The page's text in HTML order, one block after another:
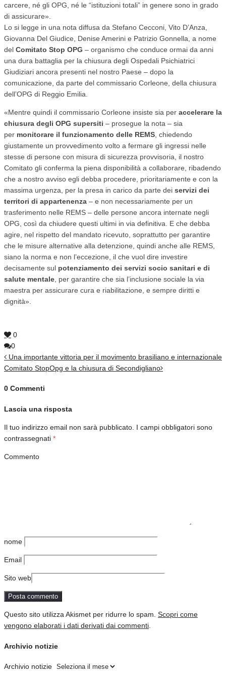
carcere, né gli OPG, né le “istituzioni totali” in genere sono in grado
di assicurare».
Lo si legge in una nota diffusa da Stefano Cecconi, Vito D’Anza,
Giovanna Del Giudice, Denise Amerini e Patrizio Gonnella, a nome
del Comitato Stop OPG – organismo che conduce ormai da anni
una dura battaglia per la chiusura degli Ospedali Psichiatrici
Giudiziari ancora presenti nel nostro Paese – dopo la
comunicazione, da parte del commissario Corleone, della chiusura
dell’OPG di Reggio Emilia.
«Mentre quindi il commissario Corleone insiste sia per accelerare la
chiusura degli OPG supersiti – prosegue la nota – sia
per monitorare il funzionamento delle REMS , chiedendo
giustamente un provvedimento volto a fermare gli ingressi nelle
stesse di persone con misura di sicurezza provvisoria, il nostro
Comitato gli conferma la piena disponibilità a collaborare, ribadendo
che a nostro avviso egli debba procedere, prioritariamente e con la
massima urgenza, per la presa in carico da parte dei servizi dei
territori di appartenenza – e non necessariamente per un
trasferimento nelle REMS – delle persone ancora internate negli
OPG, così da chiudere questi ultimi in via definitiva. E che debba
agire, nel rispetto del mandato ricevuto, soprattutto per garantire
che le misure alternative alla detenzione, quindi anche alle REMS,
siano la norma e non l’eccezione, il che vuol dire investire
decisamente sul potenziamento dei servizi socio sanitari e di
salute mentale , per garantire che sia l’inclusione sociale la via
maestra per assicurare cura e riabilitazione, e sempre diritti e
dignità».
0
0
Una importante vittoria per il movimento brasiliano e internazionale
Comitato StopOpg e la chiusura di Secondigliano
0 Commenti
Lascia una risposta
Il tuo indirizzo email non sarà pubblicato. I campi obbligatori sono
contrassegnati *
Commento
nome
Email
Sito web
Questo sito utilizza Akismet per ridurre lo spam. Scopri come
vengono elaborati i dati derivati dai commenti
Archivio notizie
Archivio notizie